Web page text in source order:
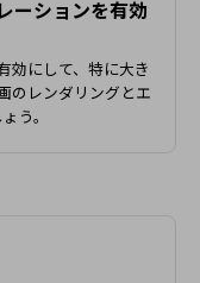
ーションを有効
効にして、特に大き
のレンダリングとエ
う。